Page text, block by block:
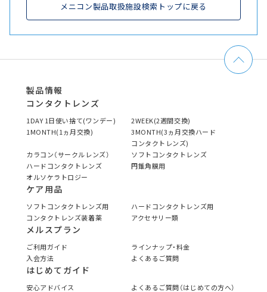
メニコン製品取扱施設検索トップに戻る
製品情報
コンタクトレンズ
1DAY 1日使い捨て(ワンデー)
2WEEK(2週間交換)
1MONTH(1ヵ月交換)
3MONTH(3ヵ月交換ハード
コンタクトレンズ)
カラコン（サークルレンズ）
ソフトコンタクトレンズ
ハードコンタクトレンズ
円錐角膜用
オルソケラトロジー
ケア用品
ソフトコンタクトレンズ用
ハードコンタクトレンズ用
コンタクトレンズ装着薬
アクセサリー類
メルスプラン
ご利用ガイド
ラインナップ・料金
入会方法
よくあるご質問
はじめてガイド
安心アドバイス
よくあるご質問（はじめての方へ）